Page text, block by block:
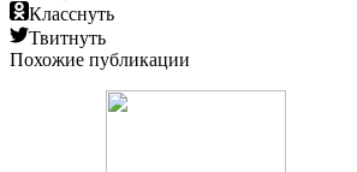
Класснуть
Твитнуть
Похожие публикации